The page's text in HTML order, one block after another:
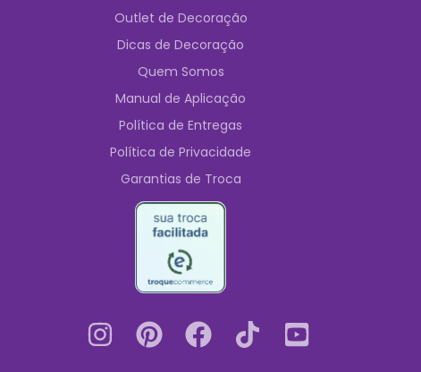
Outlet de Decoração
Dicas de Decoração
Quem Somos
Manual de Aplicação
Política de Entregas
Política de Privacidade
Garantias de Troca